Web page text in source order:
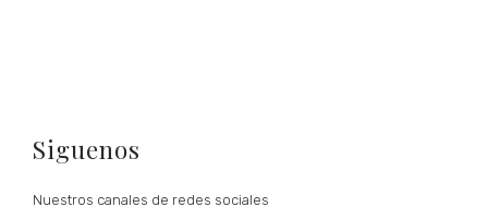
Siguenos
Nuestros canales de redes sociales